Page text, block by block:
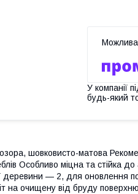
У компанії
будь-який
шовковисто-матова
Особливо міцна та стійка
— 2, для оновлення
на очищену від бруду